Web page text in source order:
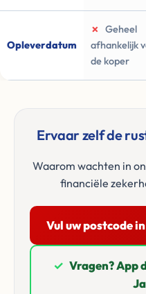
Opleverdatum
✗
Geheel
afhankelijk
de koper
Ervaar zelf de
Waarom wachten in
financiële
Vul uw postcode
✓ Vragen? App